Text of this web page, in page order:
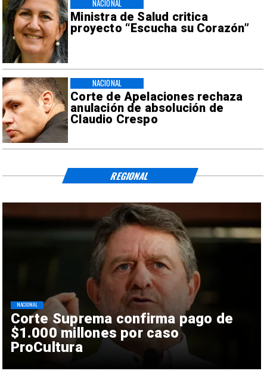
Ministra de Salud critica
proyecto “Escucha su Corazón”
NACIONAL
Corte de Apelaciones rechaza
anulación de absolución de
Claudio Crespo
NACIONAL
Corte Suprema confirma pago de
$1.000 millones por caso
ProCultura
NACIONAL
REGIONAL